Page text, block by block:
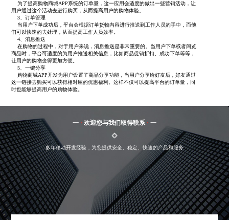
为了提高购物商城APP系统的订单量，这一应用会适度的做出一些营销活动，让
用户通过这个活动去进行购买，从而提高用户的购物体验。
3、订单管理
当用户下单成功后，平台会根据订单货物内容进行推送到工作人员的手中，而他
们可以快速的去处理，从而提高工作人员效率。
4、消息推送
在购物的过程中，对于用户来说，消息推送是非常重要的。当用户下单或者阅览
商品时，平台可适度的为用户推送相关信息，比如商品促销折扣、成功下单等等，
让用户的购物变得更加方便。
5、一键分享
购物商城APP开发为用户设置了商品分享功能，当用户分享给好友后，好友通过
这一链接去购买可以获得相对应的优惠福利。这样不仅可以提高平台的订单量，同
时也能够提高用户的购物体验。
一 · 欢迎您与我们取得联系 · 一
多年移动开发经验，为您提供安全、稳定、快速的产品和服务